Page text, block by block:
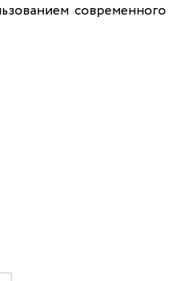
современного